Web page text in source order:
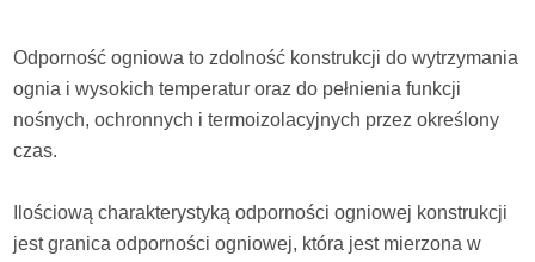
Odporność ogniowa to zdolność konstrukcji do wytrzymania
ognia i wysokich temperatur oraz do pełnienia funkcji
nośnych, ochronnych i termoizolacyjnych przez określony
czas.
Ilościową charakterystyką odporności ogniowej konstrukcji
jest granica odporności ogniowej, która jest mierzona w